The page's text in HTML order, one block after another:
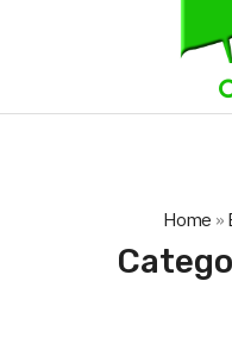
Home »